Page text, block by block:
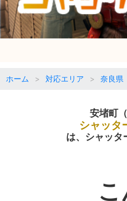
ホーム 対応エリア 奈良県
安堵町
シャッタ
は、シャッタ